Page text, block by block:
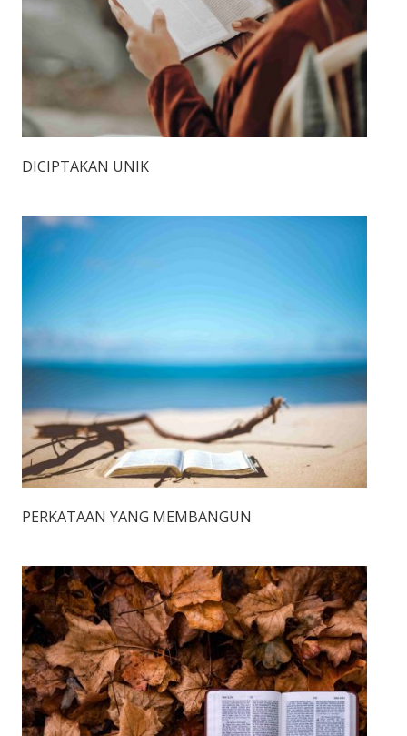
DICIPTAKAN UNIK
PERKATAAN YANG MEMBANGUN